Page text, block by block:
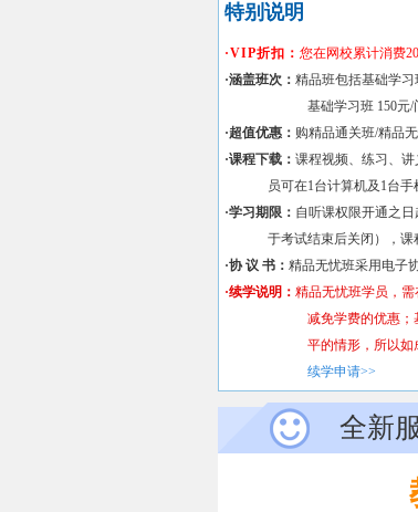
特别说明
·VIP折扣： 您在网校累计消费
·涵盖班次： 精品班包括基础学
基础学习班 150元/门 强化
·超值优惠： 购精品通关班/精品
·课程下载： 课程视频、练习、
员可在1台计算机及1台手机
·学习期限： 自听课权限开通之日
于考试结束后关闭），课程
·协 议 书： 精品无忧班采用电子
·续学说明： 精品无忧班学员，
减免学费的优惠；基于我们
平的情形，所以如成绩达不
续学申请>>
全新